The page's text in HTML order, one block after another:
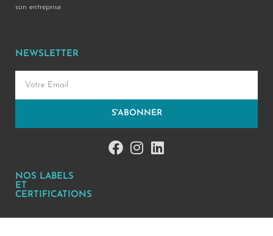
son entreprise
NEWSLETTER
S'ABONNER
NOS LABELS
ET
CERTIFICATIONS